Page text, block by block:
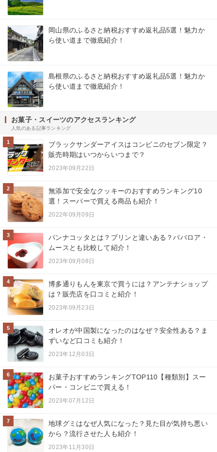
岡山県のふるさと納税おすすめ返礼品5選！魅力か
ら使い道まで徹底紹介！
島根県のふるさと納税おすすめ返礼品5選！魅力か
ら使い道まで徹底紹介！
お菓子・スイーツのアクセスランキング
人気のある記事ランキング
1
ブラックサンダーアイスはコンビニのセブン限定？
販売時期はいつからいつまで？
2023年09月22日
2
無添加で安全なクッキーのおすすめランキング10
選！スーパーで買える商品も紹介！
2022年09月09日
3
パンナコッタとは？プリンと違いある？ババロア・
ムースとも比較して紹介！
2023年09月08日
4
博多通りもんを東京で買うには？アンテナショップ
は？販売店を口コミと紹介！
2023年09月23日
5
オレオが中国製になったのはなぜ？安全性ある？ま
ずいなど口コミも紹介！
2023年12月03日
6
お菓子おすすめランキングTOP110【種類別】スー
パー・コンビニで買える！
2023年07月12日
7
地球グミはなぜ人気になった？見た目が気持ち悪い
から？流行させた人も紹介！
2023年11月30日